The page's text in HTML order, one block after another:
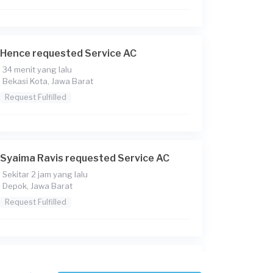
Hence requested Service AC
34 menit yang lalu
Bekasi Kota, Jawa Barat
Request Fulfilled
Syaima Ravis requested Service AC
Sekitar 2 jam yang lalu
Depok, Jawa Barat
Request Fulfilled